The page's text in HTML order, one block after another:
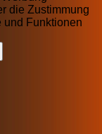
die Zustimmung
und Funktionen